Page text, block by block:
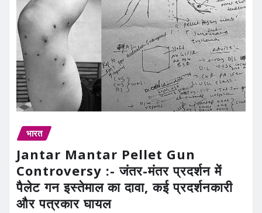
भारत
Jantar Mantar Pellet Gun
Controversy :- जंतर-मंतर प्रदर्शन में
पैलेट गन इस्तेमाल का दावा, कई प्रदर्शनकारी
और पत्रकार घायल